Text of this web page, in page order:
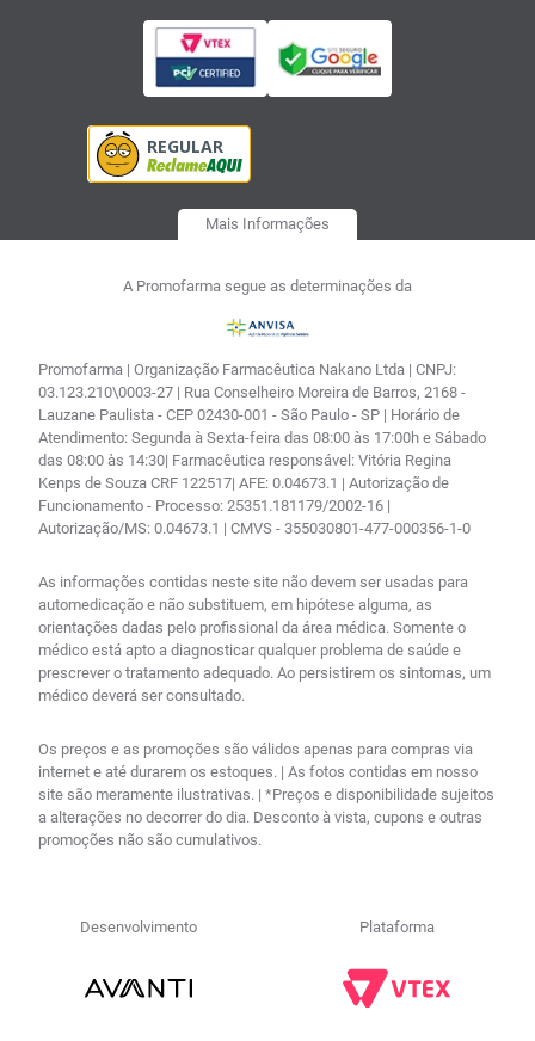
Mais Informações
A Promofarma segue as determinações da
Promofarma | Organização Farmacêutica Nakano Ltda | CNPJ:
03.123.210\0003-27 | Rua Conselheiro Moreira de Barros, 2168 -
Lauzane Paulista - CEP 02430-001 - São Paulo - SP | Horário de
Atendimento: Segunda à Sexta-feira das 08:00 às 17:00h e Sábado
das 08:00 às 14:30| Farmacêutica responsável: Vitória Regina
Kenps de Souza CRF 122517| AFE: 0.04673.1 | Autorização de
Funcionamento - Processo: 25351.181179/2002-16 |
Autorização/MS: 0.04673.1 | CMVS - 355030801-477-000356-1-0
As informações contidas neste site não devem ser usadas para
automedicação e não substituem, em hipótese alguma, as
orientações dadas pelo profissional da área médica. Somente o
médico está apto a diagnosticar qualquer problema de saúde e
prescrever o tratamento adequado. Ao persistirem os sintomas, um
médico deverá ser consultado.
Os preços e as promoções são válidos apenas para compras via
internet e até durarem os estoques. | As fotos contidas em nosso
site são meramente ilustrativas. | *Preços e disponibilidade sujeitos
a alterações no decorrer do dia. Desconto à vista, cupons e outras
promoções não são cumulativos.
Desenvolvimento Plataforma